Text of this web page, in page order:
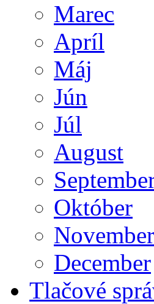
Marec
Apríl
Máj
Jún
Júl
August
Október
November
December
Tlačové